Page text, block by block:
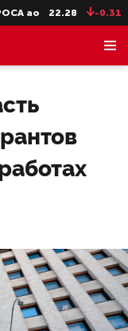
ао 22.28 -0.31